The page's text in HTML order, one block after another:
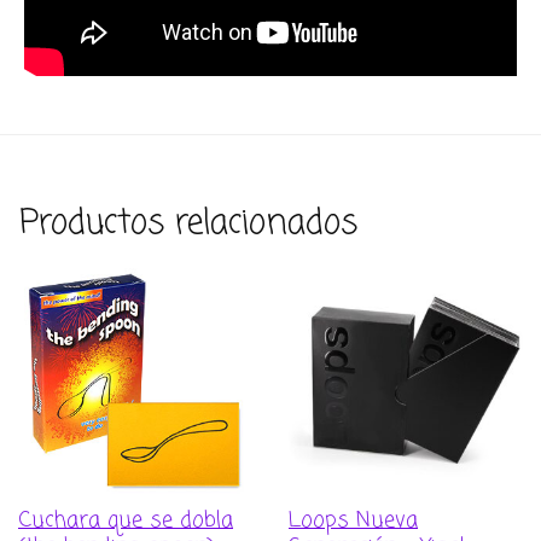
Productos relacionados
Cuchara que se dobla Loops Nueva